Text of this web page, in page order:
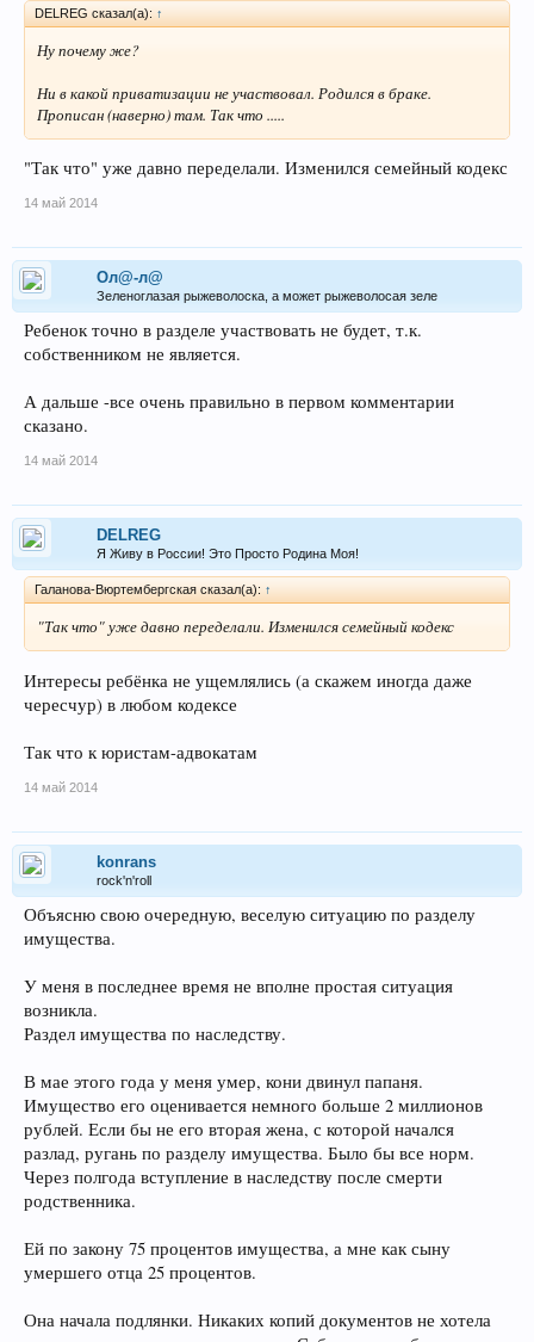
DELREG сказал(а): ↑
Ну почему же?
Ни в какой приватизации не участвовал. Родился в браке.
Прописан (наверно) там. Так что .....
"Так что" уже давно переделали. Изменился семейный кодекс
14 май 2014
Ол@-л@
Зеленоглазая рыжеволоска, а может рыжеволосая зеле
Ребенок точно в разделе участвовать не будет, т.к.
собственником не является.
А дальше -все очень правильно в первом комментарии
сказано.
14 май 2014
DELREG
Я Живу в России! Это Просто Родина Моя!
Галанова-Вюртембергская сказал(а): ↑
"Так что" уже давно переделали. Изменился семейный кодекс
Интересы ребёнка не ущемлялись (а скажем иногда даже
чересчур) в любом кодексе
Так что к юристам-адвокатам
14 май 2014
konrans
rock'n'roll
Объясню свою очередную, веселую ситуацию по разделу
имущества.
У меня в последнее время не вполне простая ситуация
возникла.
Раздел имущества по наследству.
В мае этого года у меня умер, кони двинул папаня.
Имущество его оценивается немного больше 2 миллионов
рублей. Если бы не его вторая жена, с которой начался
разлад, ругань по разделу имущества. Было бы все норм.
Через полгода вступление в наследству после смерти
родственника.
Ей по закону 75 процентов имущества, а мне как сыну
умершего отца 25 процентов.
Она начала подлянки. Никаких копий документов не хотела